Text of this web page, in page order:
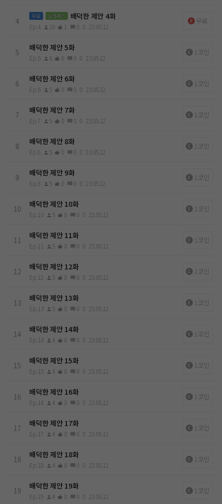
4
무료 노벨패스 배덕한 제안 4화
Ep.4 10 1 0 0 23.05.12
무료
5 배덕한 제안 5화
Ep.5 6 0 0 0 23.05.12
1코인
6 배덕한 제안 6화
Ep.6 5 0 0 0 23.05.12
1코인
7 배덕한 제안 7화
Ep.7 5 0 0 0 23.05.12
1코인
8 배덕한 제안 8화
Ep.8 5 0 0 0 23.05.12
1코인
9 배덕한 제안 9화
Ep.9 5 0 0 0 23.05.12
1코인
10 배덕한 제안 10화
Ep.10 5 0 0 0 23.05.12
1코인
11 배덕한 제안 11화
Ep.11 5 0 0 0 23.05.12
1코인
12 배덕한 제안 12화
Ep.12 5 0 0 0 23.05.12
1코인
13 배덕한 제안 13화
Ep.13 5 0 0 0 23.05.12
1코인
14 배덕한 제안 14화
Ep.14 4 0 0 0 23.05.12
1코인
15 배덕한 제안 15화
Ep.15 4 0 0 0 23.05.12
1코인
16 배덕한 제안 16화
Ep.16 4 0 0 0 23.05.12
1코인
17 배덕한 제안 17화
Ep.17 4 0 0 0 23.05.12
1코인
18 배덕한 제안 18화
Ep.18 4 0 0 0 23.05.12
1코인
19 배덕한 제안 19화
Ep.19 4 0 0 0 23.05.12
1코인